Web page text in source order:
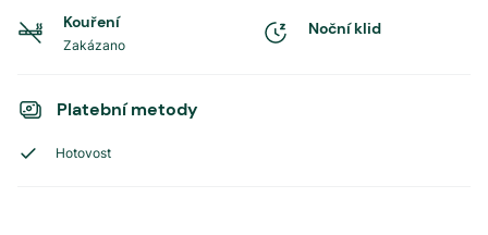
Kouření
Zakázano
Noční klid
Platební metody
Hotovost